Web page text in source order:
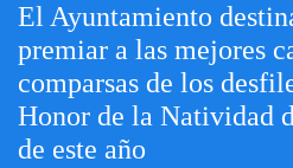
El Ayuntamiento
premiar a las mejores
comparsas de los
Honor de la Natividad
de este año